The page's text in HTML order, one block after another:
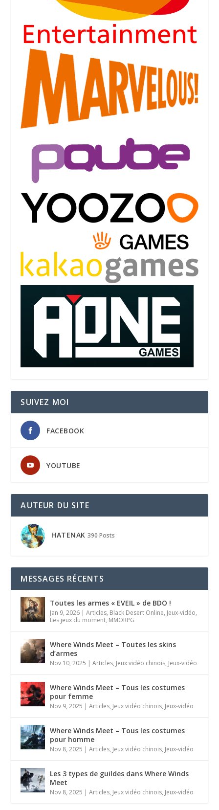
SUIVEZ MOI
FACEBOOK
YOUTUBE
AUTEUR DU SITE
HATENAK 390 Posts
MESSAGES RÉCENTS
Toutes les armes « EVEIL » de BDO !
Jan 9, 2026 |Articles, Black Desert Online, Jeux-vidéo,
Les jeux du moment, MMORPG
Where Winds Meet – Toutes les skins
d’armes
Nov 10, 2025 |Articles, Jeux vidéo chinois, Jeux-vidéo
Where Winds Meet – Tous les costumes
pour femme
Nov 9, 2025 |Articles, Jeux vidéo chinois, Jeux-vidéo
Where Winds Meet – Tous les costumes
pour homme
Nov 8, 2025 |Articles, Jeux vidéo chinois, Jeux-vidéo
Les 3 types de guildes dans Where Winds
Meet
Nov 8, 2025 |Articles, Jeux vidéo chinois, Jeux-vidéo